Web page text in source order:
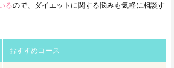
るので、ダイエットに関する悩みも気軽に相談す
おすすめコース